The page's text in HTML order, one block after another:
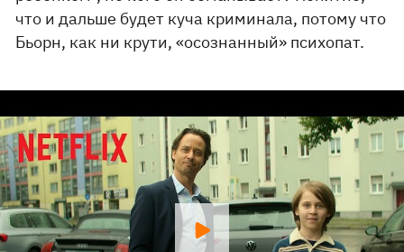
что и дальше будет куча криминала, потому что
Бьорн, как ни крути, «осознанный» психопат.